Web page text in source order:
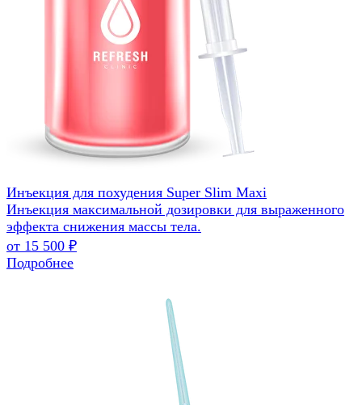
Инъекция для похудения Super Slim Maxi
Инъекция максимальной дозировки для выраженного
эффекта снижения массы тела.
от 15 500 ₽
Подробнее